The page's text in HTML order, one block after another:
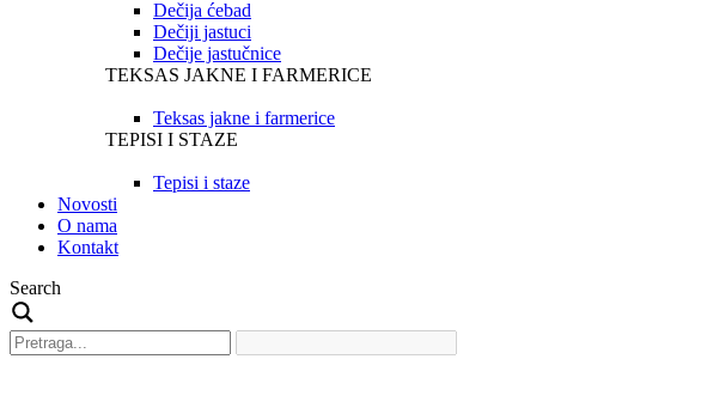
Dečija ćebad
Dečiji jastuci
Dečije jastučnice
TEKSAS JAKNE I FARMERICE
Teksas jakne i farmerice
TEPISI I STAZE
Tepisi i staze
Novosti
O nama
Kontakt
Search